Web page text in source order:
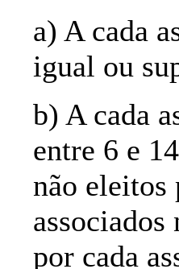
a) A cada
igual ou
b) A cada
entre 6 e
não eleitos
por cada